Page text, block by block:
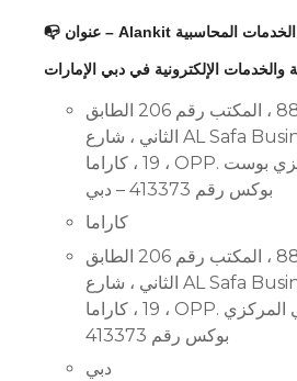
📭 عنوان – Alankit الإمارات – مقدمي الخدمات المحاسبية
والخدمات الإلكترونية في دبي الإمارات
قطعة رقم .318-883 ، المكتب رقم 206 الطابق
الثاني ، شارع AL Safa Business Center رقم
19 ، كاراما ، OPP. مكتب بريد دبي المركزي بوست
بوكس ​​رقم 413373 – دبي
كاراما
قطعة رقم .318-883 ، المكتب رقم 206 الطابق
الثاني ، شارع AL Safa Business Center رقم
19 ، كاراما ، OPP. صندوق بريد دبي المركزي
بوكس ​​رقم 413373
دبي